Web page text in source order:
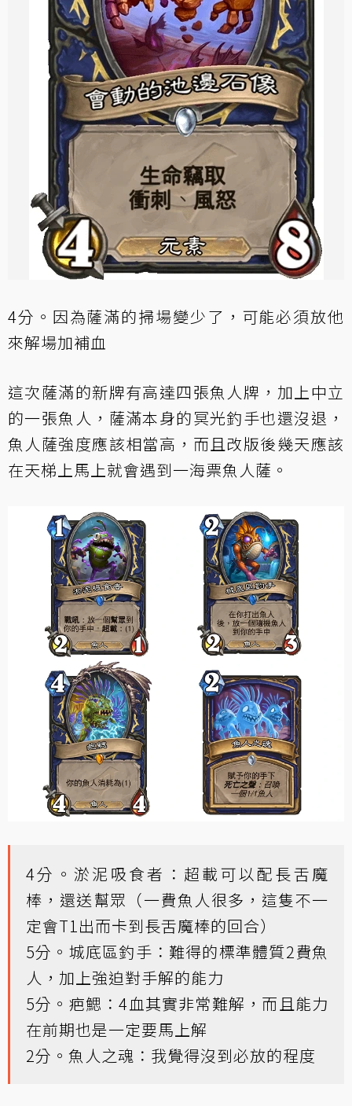
4分。因為薩滿的掃場變少了，可能必須放他
來解場加補血
這次薩滿的新牌有高達四張魚人牌，加上中立
的一張魚人，薩滿本身的冥光釣手也還沒退，
魚人薩強度應該相當高，而且改版後幾天應該
在天梯上馬上就會遇到一海票魚人薩。
4分。淤泥吸食者：超載可以配長舌魔
棒，還送幫眾（一費魚人很多，這隻不一
定會T1出而卡到長舌魔棒的回合）
5分。城底區釣手：難得的標準體質2費魚
人，加上強迫對手解的能力
5分。疤鰓：4血其實非常難解，而且能力
在前期也是一定要馬上解
2分。魚人之魂：我覺得沒到必放的程度